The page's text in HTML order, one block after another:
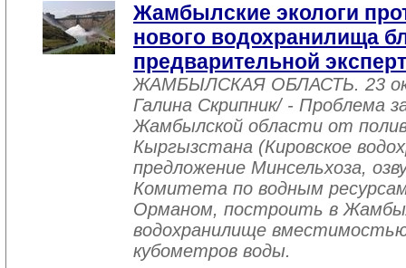
Жамбылские экологи
нового водохранилища
предварительной
ЖАМБЫЛСКАЯ ОБЛАСТЬ. 23
Галина Скрипник/ - Проблема
Жамбылской области от
Кыргызстана (Кировское
предложение Минсельхоза,
Комитета по водным
Орманом, построить в
водохранилище
кубометров воды.